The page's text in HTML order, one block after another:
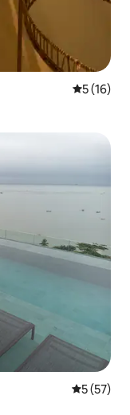
5 de uma
5 (16)
5 de uma
5 (57)